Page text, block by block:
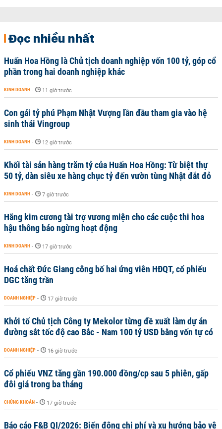
Đọc nhiều nhất
Huấn Hoa Hồng là Chủ tịch doanh nghiệp vốn 100 tỷ, góp cổ
phần trong hai doanh nghiệp khác
KINH DOANH - 11 giờ trước
Con gái tỷ phú Phạm Nhật Vượng lần đầu tham gia vào hệ
sinh thái Vingroup
KINH DOANH - 12 giờ trước
Khối tài sản hàng trăm tỷ của Huấn Hoa Hồng: Từ biệt thự
50 tỷ, dàn siêu xe hàng chục tỷ đến vườn tùng Nhật đắt đỏ
KINH DOANH - 7 giờ trước
Hãng kim cương tài trợ vương miện cho các cuộc thi hoa
hậu thông báo ngừng hoạt động
KINH DOANH - 17 giờ trước
Hoá chất Đức Giang công bố hai ứng viên HĐQT, cổ phiếu
DGC tăng trần
DOANH NGHIỆP - 17 giờ trước
Khởi tố Chủ tịch Công ty Mekolor từng đề xuất làm dự án
đường sắt tốc độ cao Bắc - Nam 100 tỷ USD bằng vốn tự có
DOANH NGHIỆP - 16 giờ trước
Cổ phiếu VNZ tăng gần 190.000 đồng/cp sau 5 phiên, gấp
đôi giá trong ba tháng
CHỨNG KHOÁN - 17 giờ trước
Báo cáo F&B QI/2026: Biến động chi phí và xu hướng bảo vệ